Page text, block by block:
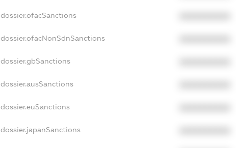
dossier.ofacSanctions
dossier.ofacNonSdnSanctions
dossier.gbSanctions
dossier.ausSanctions
dossier.euSanctions
dossier.japanSanctions